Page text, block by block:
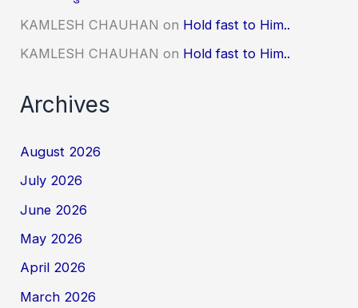
KAMLESH CHAUHAN on Hold fast to Him..
KAMLESH CHAUHAN on Hold fast to Him..
Archives
August 2026
July 2026
June 2026
May 2026
April 2026
March 2026